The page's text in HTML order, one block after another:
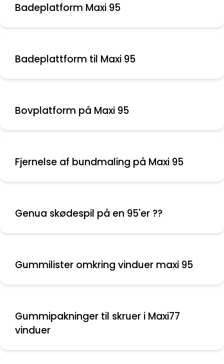
Badeplatform Maxi 95
Badeplattform til Maxi 95
Bovplatform på Maxi 95
Fjernelse af bundmaling på Maxi 95
Genua skødespil på en 95'er ??
Gummilister omkring vinduer maxi 95
Gummipakninger til skruer i Maxi77
vinduer